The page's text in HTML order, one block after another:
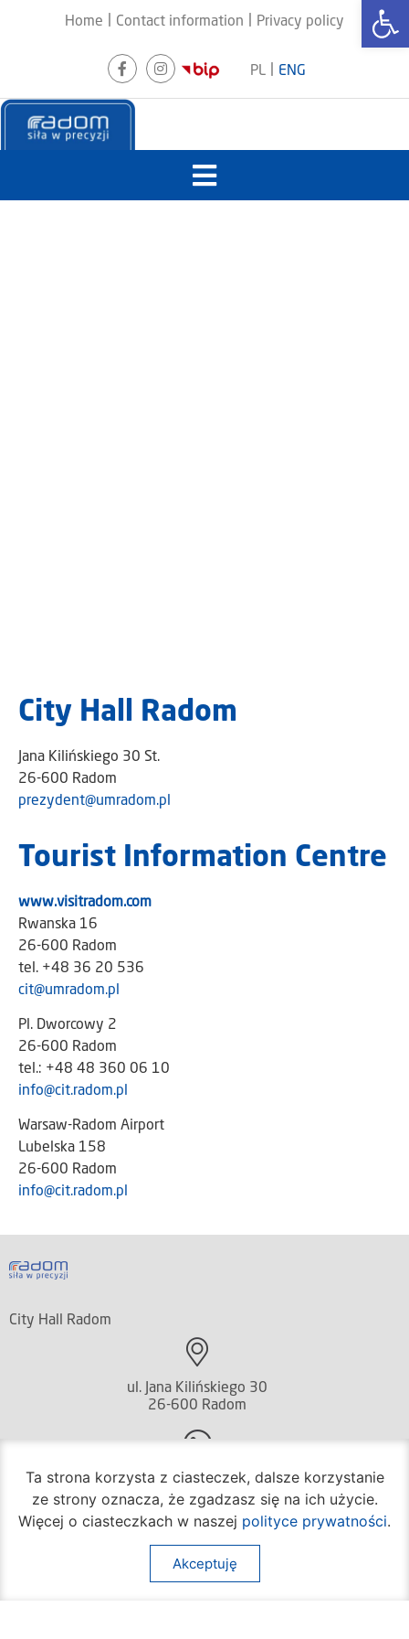
Home Contact information Privacy policy
PL ENG
City Hall Radom
Jana Kilińskiego 30 St.
26-600 Radom
prezydent@umradom.pl
Tourist Information Centre
www.visitradom.com
Rwanska 16
26-600 Radom
tel. +48 36 20 536
cit@umradom.pl
Pl. Dworcowy 2
26-600 Radom
tel.: +48 48 360 06 10
info@cit.radom.pl
Warsaw-Radom Airport
Lubelska 158
26-600 Radom
info@cit.radom.pl
City Hall Radom
ul. Jana Kilińskiego 30
26-600 Radom
(+48) 36 20 536
Ta strona korzysta z ciasteczek, dalsze korzystanie
ze strony oznacza, że zgadzasz się na ich użycie.
Więcej o ciasteczkach w naszej polityce prywatności.
Akceptuję